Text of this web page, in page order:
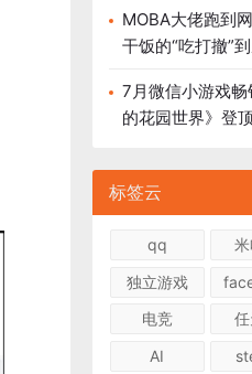
MOBA大佬跑到
干饭的“吃打撤”
7月微信小游戏
的花园世界》登
标签云
qq
独立游戏
电竞
AI